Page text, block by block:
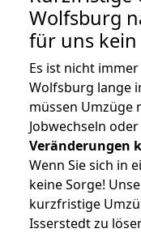
Wolfsburg
für uns
Es ist nicht
Wolfsburg lange
müssen Umzüge
Jobwechseln
Veränderungen
Wenn Sie sich in
keine Sorge!
kurzfristige
Isserstedt zu